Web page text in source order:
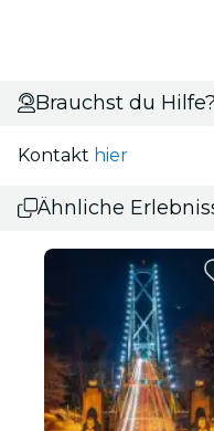
Brauchst du Hilfe?
Kontakt hier
Ähnliche